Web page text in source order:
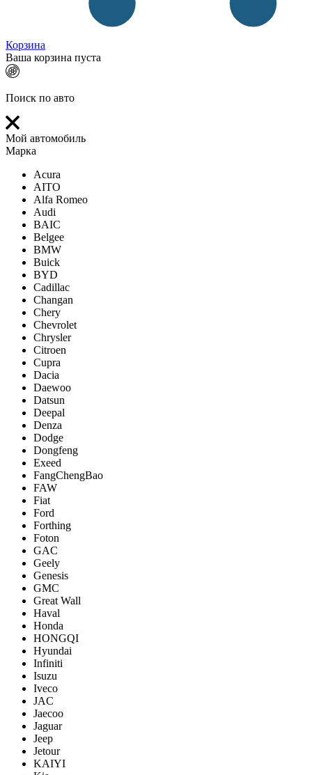
Корзина
Ваша корзина пуста
Поиск по авто
Мой автомобиль
Марка
Acura
AITO
Alfa Romeo
Audi
BAIC
Belgee
BMW
Buick
BYD
Cadillac
Changan
Chery
Chevrolet
Chrysler
Citroen
Cupra
Dacia
Daewoo
Datsun
Deepal
Denza
Dodge
Dongfeng
Exeed
FangChengBao
FAW
Fiat
Ford
Forthing
Foton
GAC
Geely
Genesis
GMC
Great Wall
Haval
Honda
HONGQI
Hyundai
Infiniti
Isuzu
Iveco
JAC
Jaecoo
Jaguar
Jeep
Jetour
KAIYI